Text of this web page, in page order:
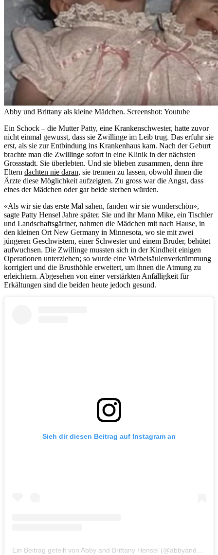
Abby und Brittany als kleine Mädchen. Screenshot: Youtube
Ein Schock – die Mutter Patty, eine Krankenschwester, hatte zuvor
nicht einmal gewusst, dass sie Zwillinge im Leib trug. Das erfuhr sie
erst, als sie zur Entbindung ins Krankenhaus kam. Nach der Geburt
brachte man die Zwillinge sofort in eine Klinik in der nächsten
Grossstadt. Sie überlebten. Und sie blieben zusammen, denn ihre
Eltern dachten nie daran, sie trennen zu lassen, obwohl ihnen die
Ärzte diese Möglichkeit aufzeigten. Zu gross war die Angst, dass
eines der Mädchen oder gar beide sterben würden.
«Als wir sie das erste Mal sahen, fanden wir sie wunderschön»,
sagte Patty Hensel Jahre später. Sie und ihr Mann Mike, ein Tischler
und Landschaftsgärtner, nahmen die Mädchen mit nach Hause, in
den kleinen Ort New Germany in Minnesota, wo sie mit zwei
jüngeren Geschwistern, einer Schwester und einem Bruder, behütet
aufwuchsen. Die Zwillinge mussten sich in der Kindheit einigen
Operationen unterziehen; so wurde eine Wirbelsäulenverkrümmung
korrigiert und die Brusthöhle erweitert, um ihnen die Atmung zu
erleichtern. Abgesehen von einer verstärkten Anfälligkeit für
Erkältungen sind die beiden heute jedoch gesund.
Sieh dir diesen Beitrag auf Instagram an
Ein Beitrag geteilt von Abby and Brittany Hensel (@abbyandbrittany)